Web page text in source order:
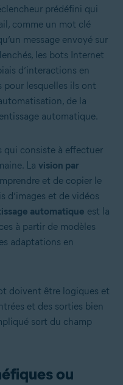
prédéfini qui
comme un mot clé
message envoyé sur
les bots Internet
d’interactions en
pour lesquelles ils ont
de la
automatique.
qui consiste à effectuer
La vision par
et de copier le
d’images et de vidéos
automatique est la
à partir de modèles
adaptations en
doivent être logiques et
et des sorties bien
sort du champ
ou